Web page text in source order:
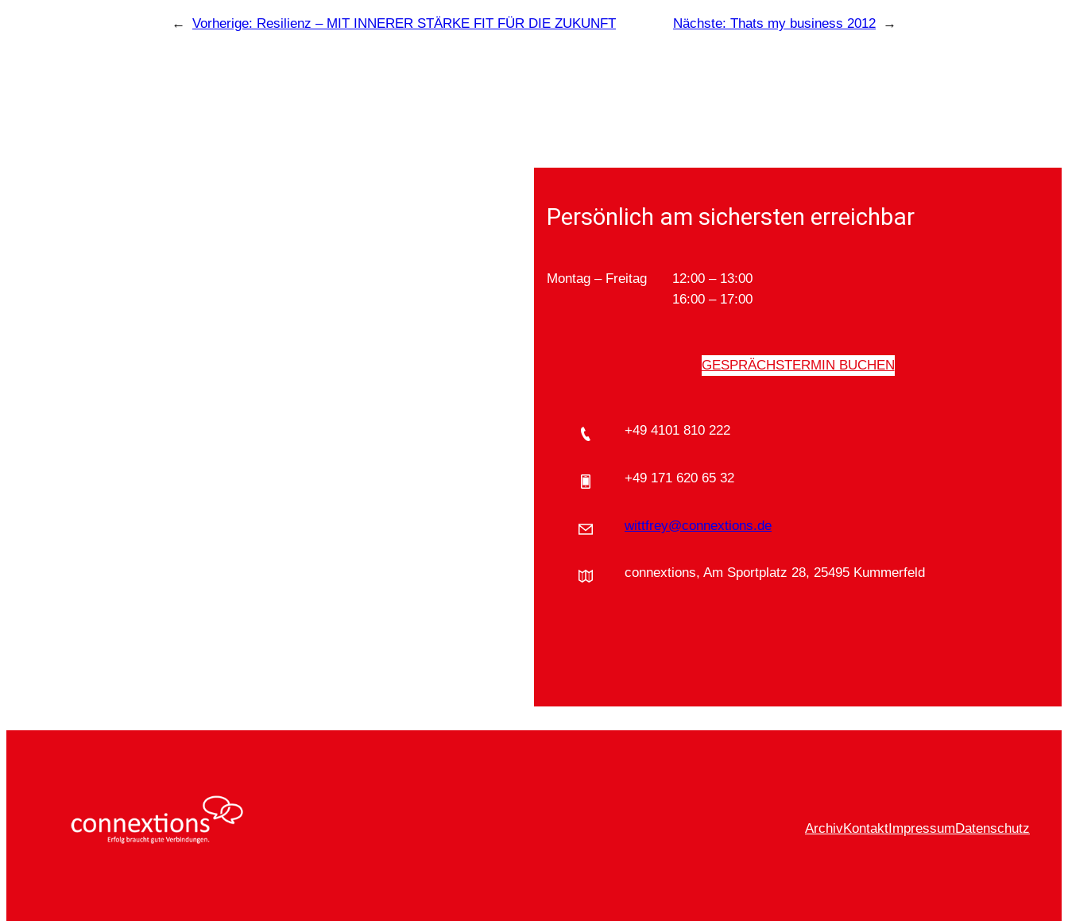
← Vorherige: Resilienz – MIT INNERER STÄRKE FIT FÜR DIE ZUKUNFT Nächste: Thats my business 2012 →
Persönlich am sichersten erreichbar
Montag – Freitag
12:00 – 13:00
16:00 – 17:00
GESPRÄCHSTERMIN BUCHEN
+49 4101 810 222
+49 171 620 65 32
wittfrey@connextions.de
connextions, Am Sportplatz 28, 25495 Kummerfeld
ArchivKontaktImpressumDatenschutz